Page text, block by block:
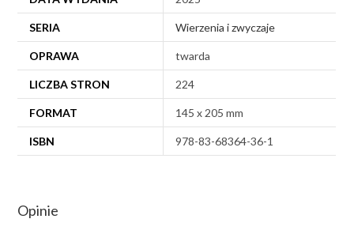
SERIA Wierzenia i zwyczaje
OPRAWA twarda
LICZBA STRON 224
FORMAT 145 x 205 mm
ISBN 978-83-68364-36-1
Opinie